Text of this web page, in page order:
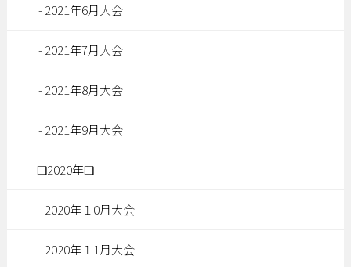
2021年6月大会
2021年7月大会
2021年8月大会
2021年9月大会
❏2020年❏
2020年１0月大会
2020年１1月大会